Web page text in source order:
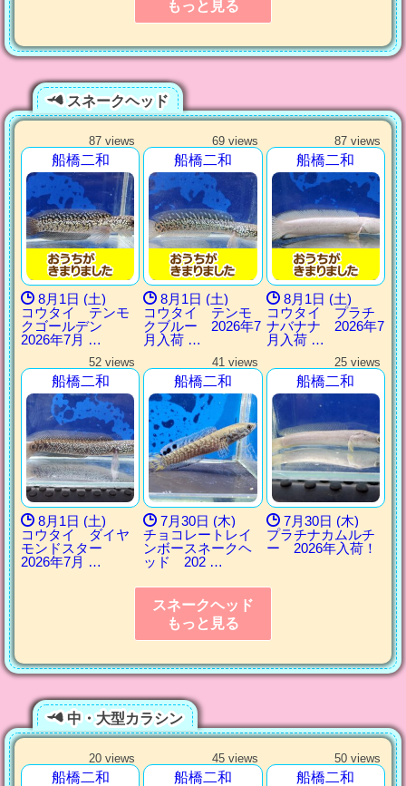
もっと見る
スネークヘッド
87 views
船橋二和
8月1日 (土)
コウタイ テンモ
クゴールデン
2026年7月 …
69 views
船橋二和
8月1日 (土)
コウタイ テンモ
クブルー 2026年7
月入荷 …
87 views
船橋二和
8月1日 (土)
コウタイ プラチ
ナバナナ 2026年7
月入荷 …
52 views
船橋二和
8月1日 (土)
コウタイ ダイヤ
モンドスター
2026年7月 …
41 views
船橋二和
7月30日 (木)
チョコレートレイ
ンボースネークヘ
ッド 202 …
25 views
船橋二和
7月30日 (木)
プラチナカムルチ
ー 2026年入荷！
スネークヘッド
もっと見る
中・大型カラシン
20 views
船橋二和
45 views
船橋二和
50 views
船橋二和